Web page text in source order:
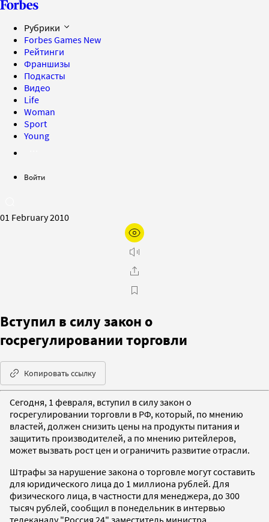
Рубрики
Forbes Games New
Рейтинги
Франшизы
Подкасты
Видео
Life
Woman
Sport
Young
Войти
01 February 2010
Вступил в силу закон о
госрегулировании торговли
Копировать ссылку
Сегодня, 1 февраля, вступил в силу закон о
госрегулировании торговли в РФ, который, по мнению
властей, должен снизить цены на продукты питания и
защитить производителей, а по мнению ритейлеров,
может вызвать рост цен и ограничить развитие отрасли.
Штрафы за нарушение закона о торговле могут составить
для юридического лица до 1 миллиона рублей. Для
физического лица, в частности для менеджера, до 300
тысяч рублей, сообщил в понедельник в интервью
телеканалу "Россия 24" заместитель министра